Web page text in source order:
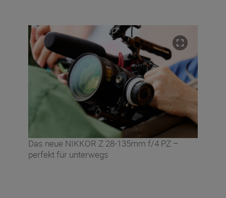
Das neue NIKKOR Z 28-135mm f/4 PZ –
perfekt für unterwegs